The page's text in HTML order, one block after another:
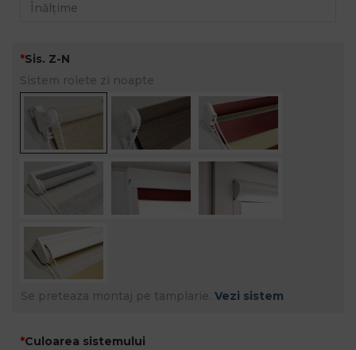
Sis. Z-N
Sistem rolete zi noapte
Se preteaza montaj pe tamplarie. Vezi sistem
Culoarea sistemului